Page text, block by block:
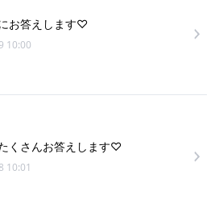
お答えします♡
10:00
くさんお答えします♡
10:01